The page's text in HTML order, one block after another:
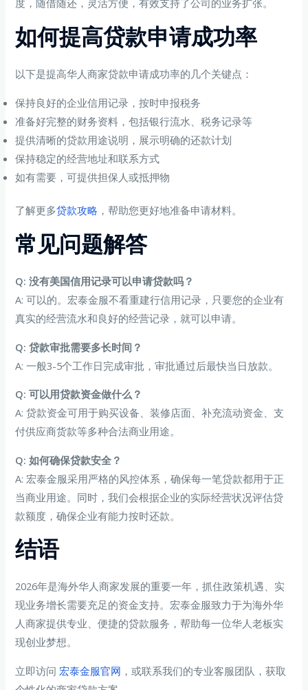
度，随借随还，灵活方便，有效支持了公司的业务扩张。
如何提高贷款申请成功率
以下是提高华人商家贷款申请成功率的几个关键点：
保持良好的企业信用记录，按时申报税务
准备好完整的财务资料，包括银行流水、税务记录等
提供清晰的贷款用途说明，展示明确的还款计划
保持稳定的经营地址和联系方式
如有需要，可提供担保人或抵押物
了解更多贷款攻略 ，帮助您更好地准备申请材料。
常见问题解答
Q: 没有美国信用记录可以申请贷款吗？
A: 可以的。宏泰金服不看重建行信用记录，只要您的企业有
真实的经营流水和良好的经营记录，就可以申请。
Q: 贷款审批需要多长时间？
A: 一般3-5个工作日完成审批，审批通过后最快当日放款。
Q: 可以用贷款资金做什么？
A: 贷款资金可用于购买设备、装修店面、补充流动资金、支
付供应商货款等多种合法商业用途。
Q: 如何确保贷款安全？
A: 宏泰金服采用严格的风控体系，确保每一笔贷款都用于正
当商业用途。同时，我们会根据企业的实际经营状况评估贷
款额度，确保企业有能力按时还款。
结语
2026年是海外华人商家发展的重要一年，抓住政策机遇、实
现业务增长需要充足的资金支持。宏泰金服致力于为海外华
人商家提供专业、便捷的贷款服务，帮助每一位华人老板实
现创业梦想。
立即访问 宏泰金服官网 ，或联系我们的专业客服团队，获取